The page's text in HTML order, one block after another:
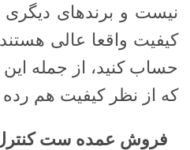
نیست و برندهای
کیفیت واقعا عالی
حساب کنید، از جمله
که از نظر کیفیت هم
فروش عمده ست